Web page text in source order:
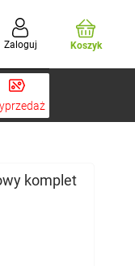
Zaloguj Koszyk
komplet